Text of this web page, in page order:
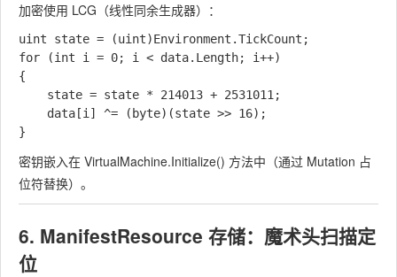
加密使用 LCG（线性同余生成器）：
uint state = (uint)Environment.TickCount;
for (int i = 0; i < data.Length; i++)
{
密钥嵌入在 VirtualMachine.Initialize() 方法中（通过 Mutation 占
位符替换）。
6. ManifestResource 存储：魔术头扫描定
位